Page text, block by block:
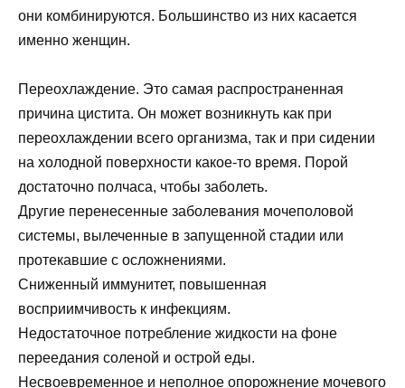
они комбинируются. Большинство из них касается
именно женщин.
Переохлаждение. Это самая распространенная
причина цистита. Он может возникнуть как при
переохлаждении всего организма, так и при сидении
на холодной поверхности какое-то время. Порой
достаточно полчаса, чтобы заболеть.
Другие перенесенные заболевания мочеполовой
системы, вылеченные в запущенной стадии или
протекавшие с осложнениями.
Сниженный иммунитет, повышенная
восприимчивость к инфекциям.
Недостаточное потребление жидкости на фоне
переедания соленой и острой еды.
Несвоевременное и неполное опорожнение мочевого